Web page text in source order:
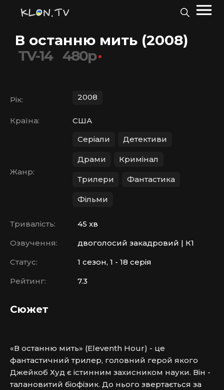
В останню мить (2008)
TV-14 480p
Рік: 2008
Країна: США
Жанр:
Серіали Детективи
Драми Кримінал
Трилери Фантастика
Фільми
Тривалість:
45 хв
Озвучення:
двоголосий закадровий | К1
Статус:
1 сезон, 1 - 18 серія
Рейтинг:
7.3
Сюжет
«В останню мить» (Eleventh Hour) - це
фантастичний трилер, головний герой якого
Джейкоб Худ є істинним захисником науки. Він -
талановитий біофізик. До нього звертається за